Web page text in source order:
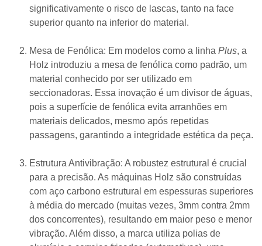
significativamente o risco de lascas, tanto na face
superior quanto na inferior do material.
Mesa de Fenólica: Em modelos como a linha Plus, a
Holz introduziu a mesa de fenólica como padrão, um
material conhecido por ser utilizado em
seccionadoras. Essa inovação é um divisor de águas,
pois a superfície de fenólica evita arranhões em
materiais delicados, mesmo após repetidas
passagens, garantindo a integridade estética da peça.
Estrutura Antivibração: A robustez estrutural é crucial
para a precisão. As máquinas Holz são construídas
com aço carbono estrutural em espessuras superiores
à média do mercado (muitas vezes, 3mm contra 2mm
dos concorrentes), resultando em maior peso e menor
vibração. Além disso, a marca utiliza polias de